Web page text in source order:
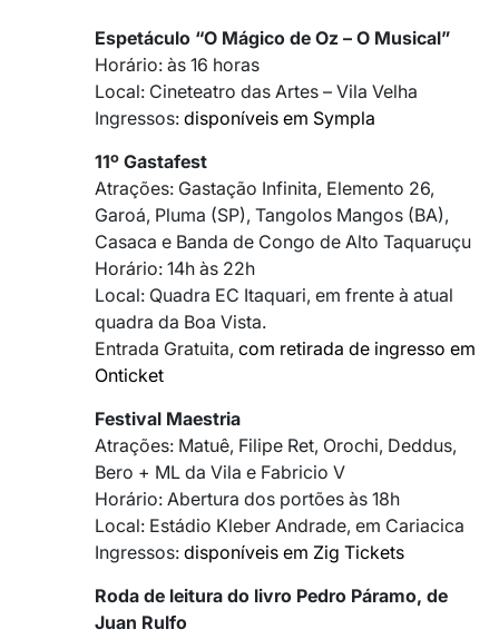
Espetáculo “O Mágico de Oz – O Musical”
Horário: às 16 horas
Local: Cineteatro das Artes – Vila Velha
Ingressos: disponíveis em Sympla
11º Gastafest
Atrações: Gastação Infinita, Elemento 26,
Garoá, Pluma (SP), Tangolos Mangos (BA),
Casaca e Banda de Congo de Alto Taquaruçu
Horário: 14h às 22h
Local: Quadra EC Itaquari, em frente à atual
quadra da Boa Vista.
Entrada Gratuita, com retirada de ingresso em
Onticket
Festival Maestria
Atrações: Matuê, Filipe Ret, Orochi, Deddus,
Bero + ML da Vila e Fabricio V
Horário: Abertura dos portões às 18h
Local: Estádio Kleber Andrade, em Cariacica
Ingressos: disponíveis em Zig Tickets
Roda de leitura do livro Pedro Páramo, de
Juan Rulfo